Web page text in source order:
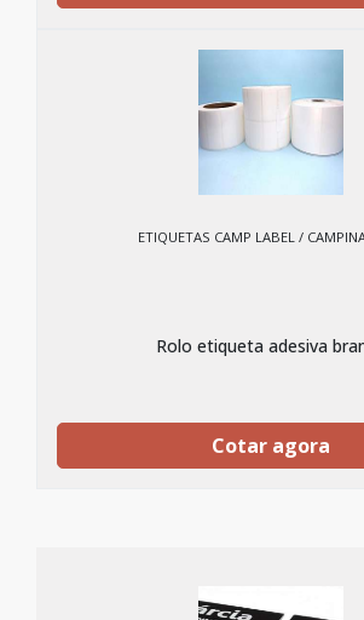
ETIQUETAS CAMP LABEL /
Rolo etiqueta adesiva
Cotar agora